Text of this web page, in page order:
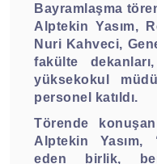
Bayramlaşma
Alptekin Yasım,
Nuri Kahveci,
fakülte
yüksekokul
personel katıldı.
Törende
Alptekin Yasım,
eden birlik,